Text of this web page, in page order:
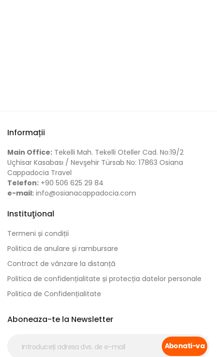
Informații
Main Office: Tekelli Mah. Tekelli Oteller Cad. No:19/2
Uçhisar Kasabası / Nevşehir Türsab No: 17863 Osiana
Cappadocia Travel
Telefon: +90 506 625 29 84
e-mail: info@osianacappadocia.com
Instituţional
Termeni și condiții
Politica de anulare și rambursare
Contract de vânzare la distanță
Politica de confidențialitate și protecția datelor personale
Politica de Confidențialitate
Aboneaza-te la Newsletter
Abonati-va